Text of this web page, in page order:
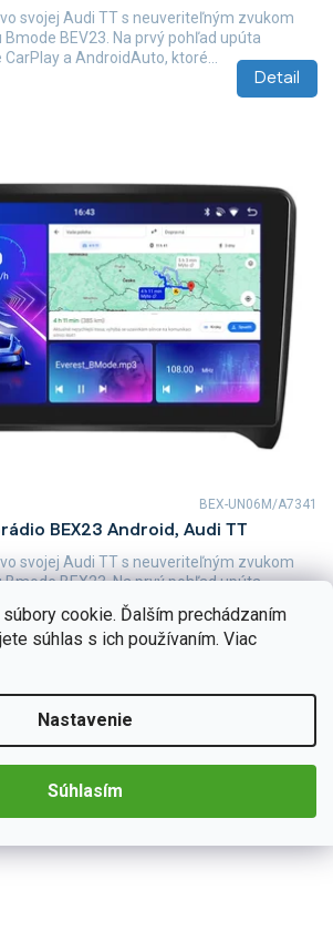
cookie. Ďalším prechádzaním
súhlas s ich používaním. Viac
Nastavenie
Súhlasím
Detail
svojej Audi TT s neuveriteľným zvukom
BEV23. Na prvý pohľad upúta
a AndroidAuto, ktoré...
BEX23 Android, Audi TT
Detail
svojej Audi TT s neuveriteľným zvukom
BEX23. Na prvý pohľad upúta
a AndroidAuto, ktoré...
BEX-UN06M/A7341